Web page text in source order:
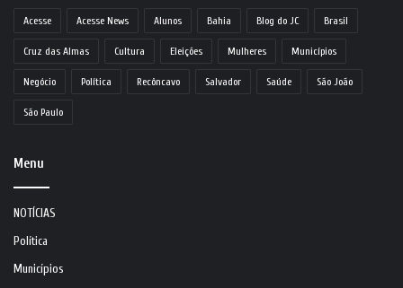
Acesse Acesse News Alunos Bahia Blog do JC Brasil
Cruz das Almas Cultura Eleições Mulheres Municípios
Negócio Política Recôncavo Salvador Saúde São João
São Paulo
Menu
NOTÍCIAS
Política
Municípios